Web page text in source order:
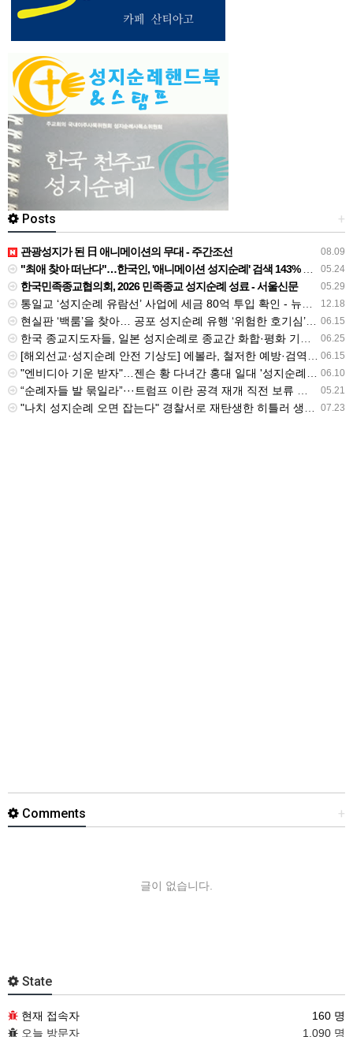
+
Posts
08.09
관광성지가 된 日 애니메이션의 무대 - 주간조선
05.24
"최애 찾아 떠난다"…한국인, '애니메이션 성지순례' 검색 143% 급증 - 뉴시스
05.29
한국민족종교협의회, 2026 민족종교 성지순례 성료 - 서울신문
12.18
통일교 ‘성지순례 유람선’ 사업에 세금 80억 투입 확인 - 뉴스타파
06.15
현실판 ‘백룸’을 찾아… 공포 성지순례 유행 ‘위험한 호기심’ - 경인일보
06.25
한국 종교지도자들, 일본 성지순례로 종교간 화합·평화 기원 - 불교신문
06.15
[해외선교·성지순례 안전 기상도] 에볼라, 철저한 예방·검역 준수를 - 국민일보
06.10
"엔비디아 기운 받자"…젠슨 황 다녀간 홍대 일대 '성지순례' 열풍 - 진일보
05.21
“순례자들 발 묶일라”···트럼프 이란 공격 재개 직전 보류 배경엔 이슬람 성지순례 ‘하지’ - v.daum.net
07.23
"나치 성지순례 오면 잡는다" 경찰서로 재탄생한 히틀러 생가 - v.daum.net
+
Comments
글이 없습니다.
State
현재 접속자
160 명
오늘 방문자
1,090 명